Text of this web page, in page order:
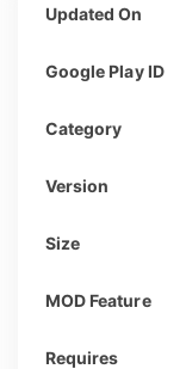
Updated On
Google Play ID
Category
Version
Size
MOD Feature
Requires